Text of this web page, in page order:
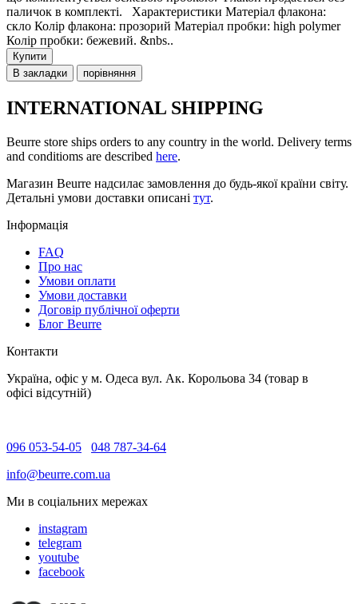
паличок в комплекті. Характеристики Матеріал флакона:
скло Колір флакона: прозорий Матеріал пробки: high polymer
Колір пробки: бежевий. &nbs..
Купити
В закладки
порівняння
INTERNATIONAL SHIPPING
Beurre store ships orders to any country in the world. Delivery terms
and conditioms are described here.
Магазин Beurre надсилає замовлення до будь-якої країни світу.
Детальні умови доставки описані тут.
Інформація
FAQ
Про нас
Умови оплати
Умови доставки
Договір публічної оферти
Блог Beurre
Контакти
Україна, офіс у м. Одеса вул. Ак. Корольова 34 (товар в
офісі відсутній)
096 053-54-05
048 787-34-64
info@beurre.com.ua
Ми в соціальних мережах
instagram
telegram
youtube
facebook